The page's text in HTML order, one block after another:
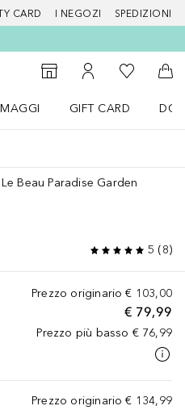
CARD I NEGOZI SPEDIZIONI
StorefinderAl Mio Account
Alla Mia
Al
GIFT CARD
Beau Paradise Garden
5 (8)
Prezzo originario € 103,00
€ 79,99
Prezzo più basso € 76,99
Prezzo originario € 134,99